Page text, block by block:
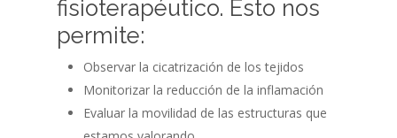
fisioterapéutico. Esto nos
permite:
Observar la cicatrización de los tejidos
Monitorizar la reducción de la inflamación
Evaluar la movilidad de las estructuras que